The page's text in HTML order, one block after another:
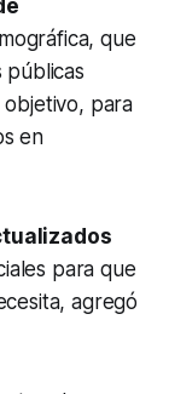
que
públicas
para
en
para que
agregó